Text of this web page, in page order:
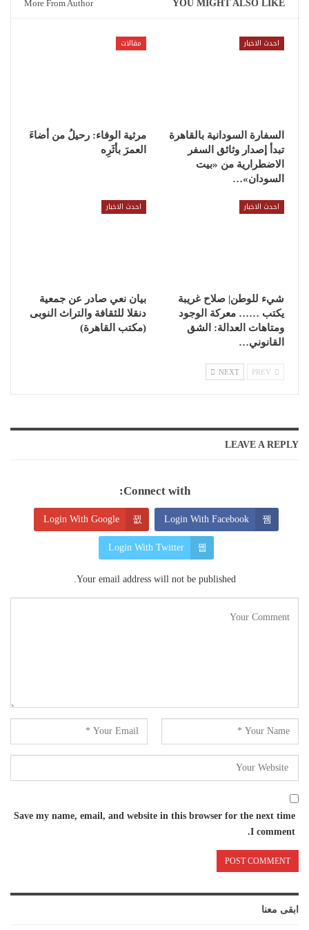
YOU MIGHT ALSO LIKE
More From Author
احدث الاخبار
السفارة السودانية بالقاهرة
تبدأ إصدار وثائق السفر
الاضطرارية من «بيت
السودان»…
مقالات
مرثية الوفاء: رحيلُ من أضاءَ
العمرَ بأثَرِه
احدث الاخبار
شيء للوطن| صلاح غريبة
يكتب …… معركة الوجود
ومتاهات العدالة: الشق
القانوني…
احدث الاخبار
بيان نعي صادر عن جمعية
دنقلا للثقافة والتراث النوبى
(مكتب القاهرة)
NEXT
LEAVE A REPLY
Connect with:
Login With Facebook
Login With Google
Login With Twitter
Your email address will not be published.
Save my name, email, and website in this browser for the next time
I comment.
ابقى معنا